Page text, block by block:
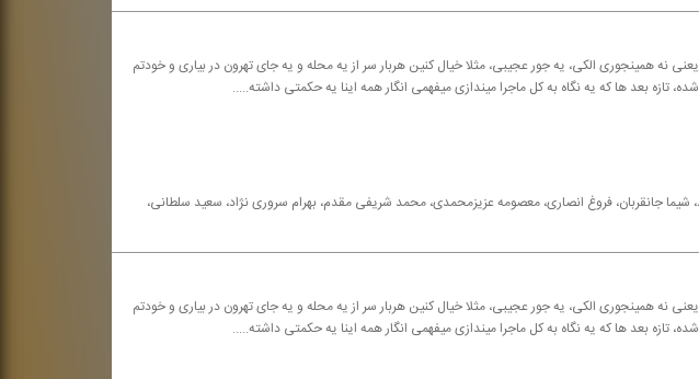
نه همینجوری الكی، یه جور عجیبی، مثلا خیال كنین هربار سر از یه محله و یه جای تهرون در بیاری و خودتم
تازه بعد ها كه یه نگاه به كل ماجرا میندازی میفهمی انگار همه اینا یه حكمتی داشته.....
شیما جانقربان، فروغ انصاری، معصومه عزیزمحمدی، محمد شریفی مقدم، بهرام سروری نژاد، سعید سلطانی،
نه همینجوری الكی، یه جور عجیبی، مثلا خیال كنین هربار سر از یه محله و یه جای تهرون در بیاری و خودتم
تازه بعد ها كه یه نگاه به كل ماجرا میندازی میفهمی انگار همه اینا یه حكمتی داشته.....